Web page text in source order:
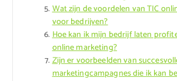
Wat zijn de voordelen van TIC
voor bedrijven?
Hoe kan ik mijn bedrijf laten
online marketing?
Zijn er voorbeelden van
marketingcampagnes die ik kan